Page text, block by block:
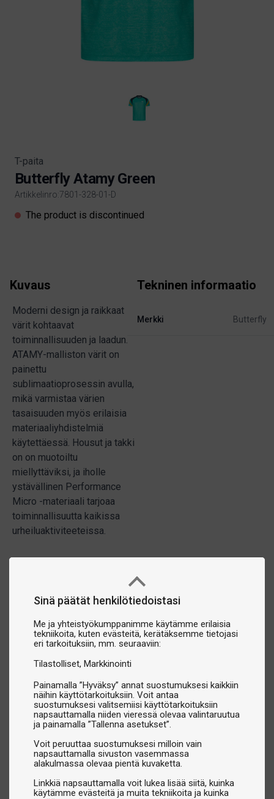
Sinä päätät henkilötiedoistasi
Me ja yhteistyökumppanimme käytämme erilaisia
tekniikoita, kuten evästeitä, kerätäksemme tietojasi
eri tarkoituksiin, mm. seuraaviin:
Tilastolliset Markkinointi
Painamalla ”Hyväksy” annat suostumuksesi kaikkiin
näihin käyttötarkoituksiin. Voit antaa
suostumuksesi valitsemiisi käyttötarkoituksiin
napsauttamalla niiden vieressä olevaa valintaruutua
ja painamalla ”Tallenna asetukset”.
Voit peruuttaa suostumuksesi milloin vain
napsauttamalla sivuston vasemmassa
alakulmassa olevaa pientä kuvaketta.
Linkkiä napsauttamalla voit lukea lisää siitä, kuinka
käytämme evästeitä ja muita tekniikoita ja kuinka
T-paita
Butterfly Atamy Green
Artikkelinro:7801-328-01-D
Product information
The product is discontinued
Kuvaus
Moderni design ja raikkaat
värit kohtaavat
toiminnallisuuden ja laadun.
ATAMY-malliston värit on
painettu
sublimaatioprosessin avulla,
mikä varmistaa värien
tasaisuuden myös erilaisia
materiaaliyhdistelmiä
käytettäessä. Housut ja takki
on on muotoiltu
miellyttäviksi, ja iholle
ystävällinen Performance
Micro -materiaali tarjoaa
toiminnallisuutta kaikissa
urheiluaktiviteeteissa.
Tekninen informaatio
Merkki Butterfly